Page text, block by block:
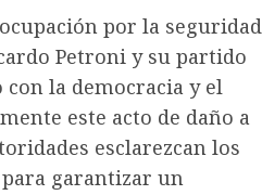
por la seguridad
Petroni y su partido
la democracia y el
este acto de daño a
esclarezcan los
garantizar un